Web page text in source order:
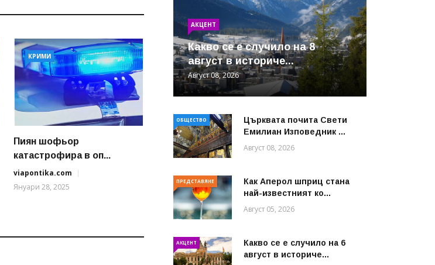
КРИМИ
Пиян шофьор
катастрофира в оп...
viapontika.com
Януари 28, 2025
АКЦЕНТ
Какво се е случило на 8
август в историче...
Август 08, 2026
ОБЩЕСТВО
Църквата почита Свeти
Емилиан Изповедник ...
Август 08, 2026
ПРЕДСТАВЯНЕ
Как Аперол шприц стана
най-известният ко...
Август 05, 2026
АКЦЕНТ
Какво се е случило на 6
август в историче...